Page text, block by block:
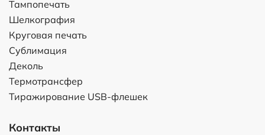
Тампопечать
Шелкография
Круговая печать
Сублимация
Деколь
Термотрансфер
Тиражирование USB-флешек
Контакты